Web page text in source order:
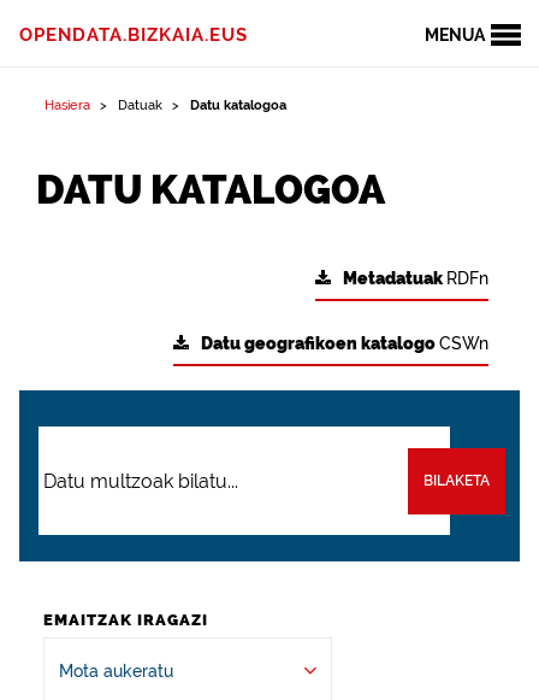
MENUA
OPENDATA.BIZKAIA.EUS
Hasiera Datuak Datu katalogoa
DATU KATALOGOA
Metadatuak RDFn
Datu geografikoen katalogoCSWn
BILAKETA
EMAITZAK IRAGAZI
Mota aukeratu